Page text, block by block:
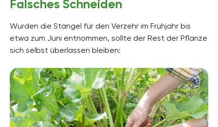
Falsches Schneiden
Wurden die Stängel für den Verzehr im Frühjahr bis
etwa zum Juni entnommen, sollte der Rest der Pflanze
sich selbst überlassen bleiben: